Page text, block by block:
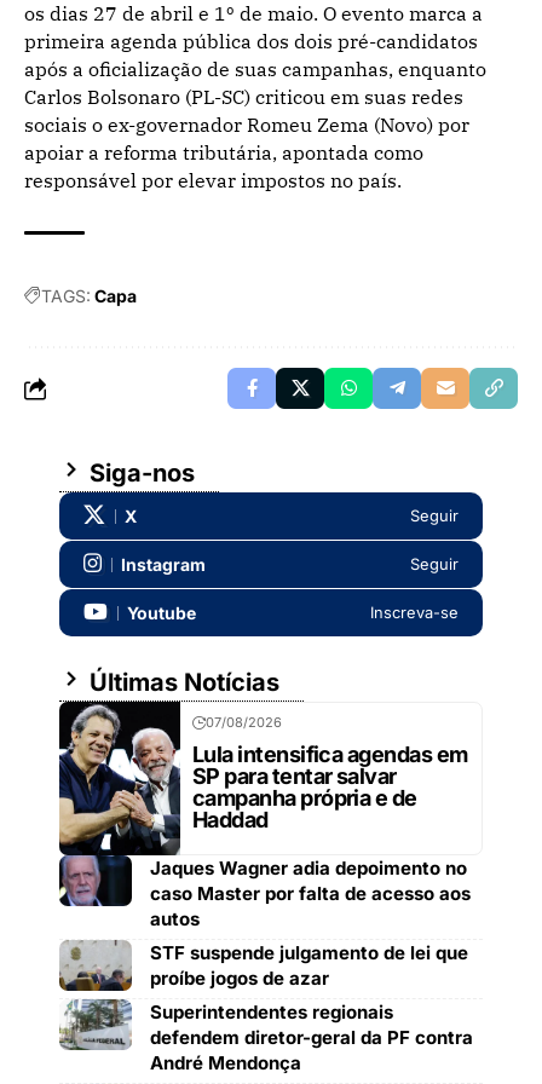
os dias 27 de abril e 1º de maio. O evento marca a
primeira agenda pública dos dois pré-candidatos
após a oficialização de suas campanhas, enquanto
Carlos Bolsonaro (PL-SC) criticou em suas redes
sociais o ex-governador Romeu Zema (Novo) por
apoiar a reforma tributária, apontada como
responsável por elevar impostos no país.
TAGS: Capa
Siga-nos
X Seguir
Instagram Seguir
Youtube Inscreva-se
Últimas Notícias
07/08/2026
Lula intensifica agendas em
SP para tentar salvar
campanha própria e de
Haddad
Jaques Wagner adia depoimento no
caso Master por falta de acesso aos
autos
STF suspende julgamento de lei que
proíbe jogos de azar
Superintendentes regionais
defendem diretor-geral da PF contra
André Mendonça